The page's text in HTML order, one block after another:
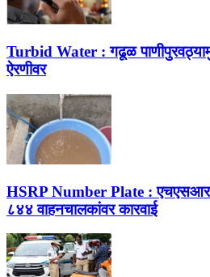
Turbid Water : गढूळ
ऐरणीवर
HSRP Number Plate :
८४४ वाहनचालकांवर कारवाई